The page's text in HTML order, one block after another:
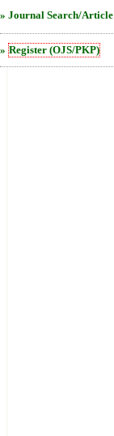
» Journal Search/Article
» Register (OJS/PKP)